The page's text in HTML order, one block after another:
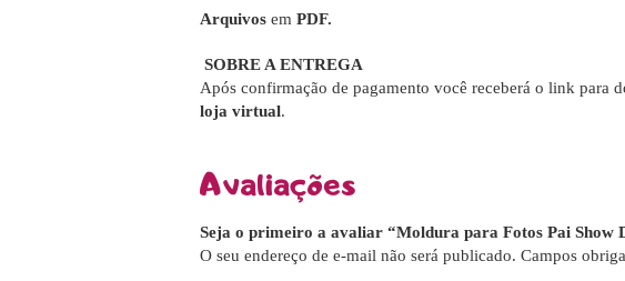
Arquivos em PDF.
SOBRE A ENTREGA
Após confirmação de pagamento você receberá o link para
loja virtual.
Avaliações
Seja o primeiro a avaliar “Moldura para Fotos Pai Show
O seu endereço de e-mail não será publicado. Campos